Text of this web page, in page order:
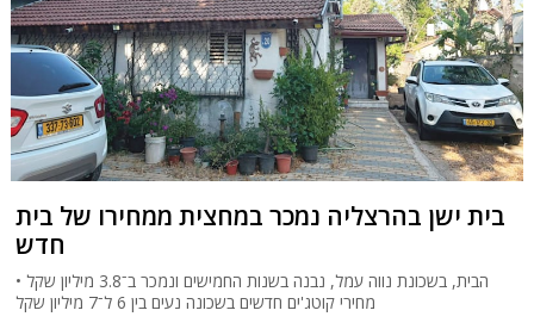
בית ישן בהרצליה נמכר במחצית ממחירו של בית
חדש
הבית, בשכונת נווה עמל, נבנה בשנות החמישים ונמכר ב־3.8 מיליון שקל •
מחירי קוטג'ים חדשים בשכונה נעים בין 6 ל־7 מיליון שקל